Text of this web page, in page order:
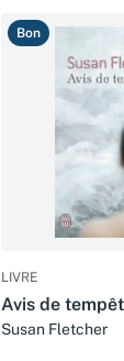
Bon
LIVRE
Avis de
Susan Fletcher